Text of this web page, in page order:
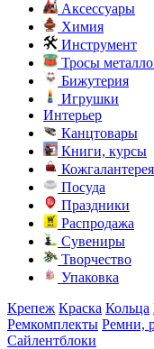
Аксессуары
Химия
Инструмент
Тросы
Бижутерия
Игрушки
Интерьер
Канцтовары
Книги, курсы
Кожгалантерея
Посуда
Праздники
Распродажа
Сувениры
Творчество
Упаковка
Крепеж Краска Кольца
Ремкомплекты Ремни,
Сайлентблоки